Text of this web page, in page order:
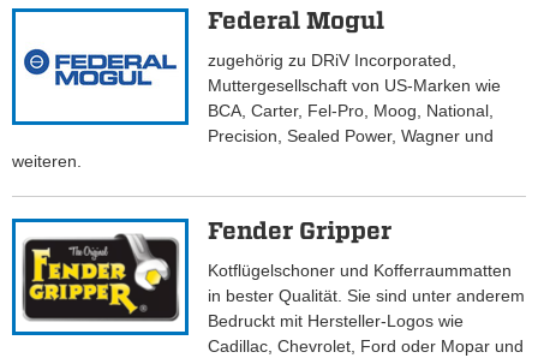
Federal Mogul
zugehörig zu DRiV Incorporated,
Muttergesellschaft von US-Marken wie
BCA, Carter, Fel-Pro, Moog, National,
Precision, Sealed Power, Wagner und
weiteren.
Fender Gripper
Kotflügelschoner und Kofferraummatten
in bester Qualität. Sie sind unter anderem
Bedruckt mit Hersteller-Logos wie
Cadillac, Chevrolet, Ford oder Mopar und